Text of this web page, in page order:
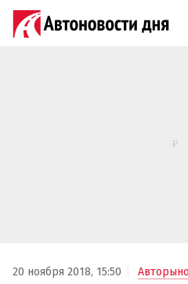
20 ноября 2018, 15:50